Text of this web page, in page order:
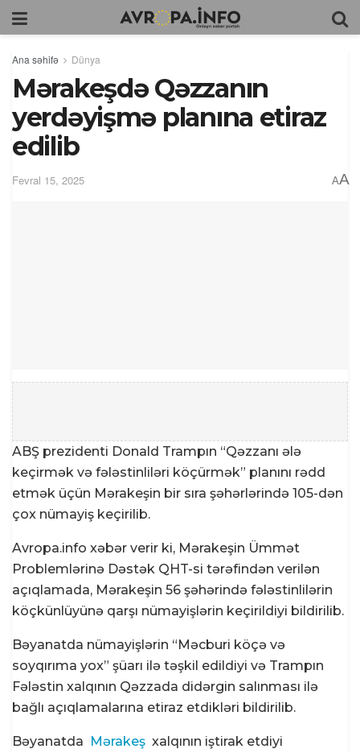
Ana səhifə Dünya
Mərakeşdə Qəzzanın
yerdəyişmə planına etiraz
edilib
Fevral 15, 2025 AA
ABŞ prezidenti Donald Trampın “Qəzzanı ələ
keçirmək və fələstinliləri köçürmək” planını rədd
etmək üçün Mərakeşin bir sıra şəhərlərində 105-dən
çox nümayiş keçirilib.
Avropa.info xəbər verir ki, Mərakeşin Ümmət
Problemlərinə Dəstək QHT-si tərəfindən verilən
açıqlamada, Mərakeşin 56 şəhərində fələstinlilərin
köçkünlüyünə qarşı nümayişlərin keçirildiyi bildirilib.
Bəyanatda nümayişlərin “Məcburi köçə və
soyqırıma yox” şüarı ilə təşkil edildiyi və Trampın
Fələstin xalqının Qəzzada didərgin salınması ilə
bağlı açıqlamalarına etiraz etdikləri bildirilib.
Bəyanatda Mərakeş xalqının iştirak etdiyi